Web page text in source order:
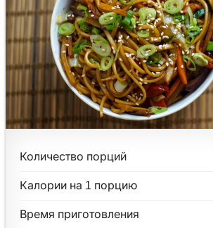
Количество порций
Калории на 1 порцию
Время приготовления